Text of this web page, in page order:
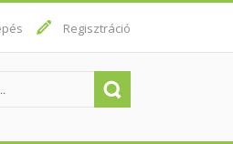
Regisztráció